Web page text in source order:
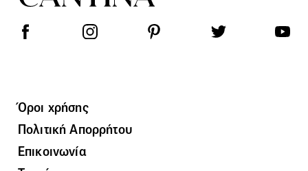
Όροι χρήσης
Πολιτική Απορρήτου
Επικοινωνία